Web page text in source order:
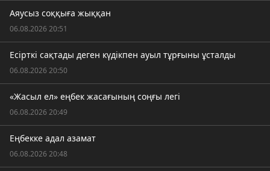
Аяусыз соққыға жыққан
06.08.2026 20:51
Есірткі сақтады деген күдікпен ауыл тұрғыны ұсталды
06.08.2026 20:50
«Жасыл ел» еңбек жасағының соңғы легі
06.08.2026 20:49
Еңбекке адал азамат
06.08.2026 20:48